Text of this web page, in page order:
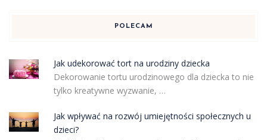
POLECAM
Jak udekorować tort na urodziny dziecka
Dekorowanie tortu urodzinowego dla dziecka to nie
tylko kreatywne wyzwanie, …
Jak wpływać na rozwój umiejętności społecznych u
dzieci?